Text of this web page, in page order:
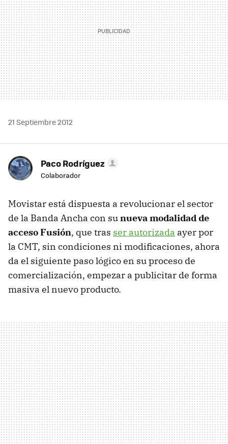
21 Septiembre 2012
Paco Rodríguez
Colaborador
Movistar está dispuesta a revolucionar el sector
de la Banda Ancha con sunueva modalidad de
acceso Fusión, que tras ser autorizada ayer por
la CMT, sin condiciones ni modificaciones, ahora
da el siguiente paso lógico en su proceso de
comercialización, empezar a publicitar de forma
masiva el nuevo producto.